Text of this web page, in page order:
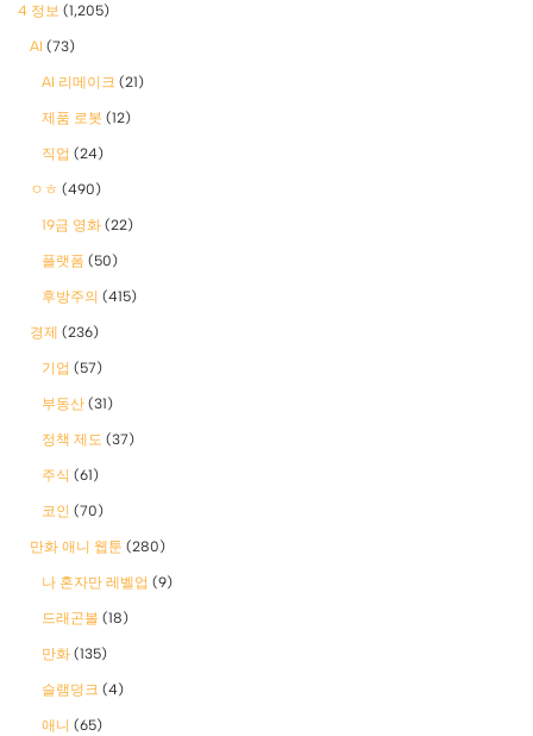
4 정보 (1,205)
AI (73)
AI 리메이크 (21)
제품 로봇 (12)
직업 (24)
ㅇㅎ (490)
19금 영화 (22)
플랫폼 (50)
후방주의 (415)
경제 (236)
기업 (57)
부동산 (31)
정책 제도 (37)
주식 (61)
코인 (70)
만화 애니 웹툰 (280)
나 혼자만 레벨업 (9)
드래곤볼 (18)
만화 (135)
슬램덩크 (4)
애니 (65)